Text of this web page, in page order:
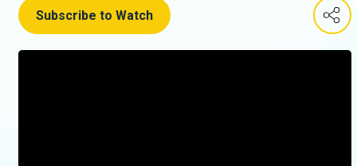
Subscribe to Watch